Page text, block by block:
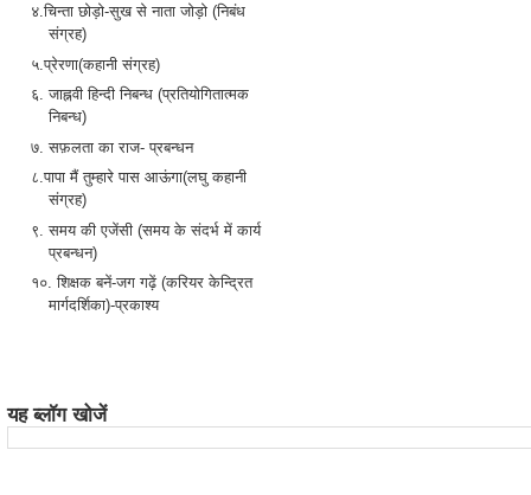
४.चिन्ता छोड़ो-सुख से नाता जोड़ो (निबंध
संग्रह)
५.प्रेरणा(कहानी संग्रह)
६. जाह्नवी हिन्दी निबन्ध (प्रतियोगितात्मक
निबन्ध)
७. सफ़लता का राज- प्रबन्धन
८.पापा मैं तुम्हारे पास आऊंगा(लघु कहानी
संग्रह)
९. समय की एजेंसी (समय के संदर्भ में कार्य
प्रबन्धन)
१०. शिक्षक बनें-जग गढ़ें (करियर केन्द्रित
मार्गदर्शिका)-प्रकाश्य
यह ब्लॉग खोजें